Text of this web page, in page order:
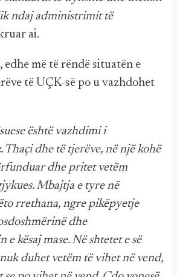
ndaj administrimit të
ai.
më të rëndë situatën e
të UÇK-së po u vazhdohet
është vazhdimi i
Thaçi dhe të tjerëve, në një kohë
dhe pritet vetëm
Mbajtja e tyre në
rrethana, ngre pikëpyetje
dhe
kësaj mase. Në shtetet e së
duhet vetëm të vihet në vend,